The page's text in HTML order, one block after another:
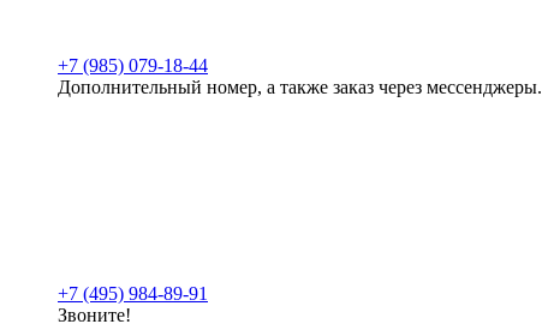
+7 (985) 079-18-44
Дополнительный номер, а также заказ через мессенджеры.
+7 (495) 984-89-91
Звоните!